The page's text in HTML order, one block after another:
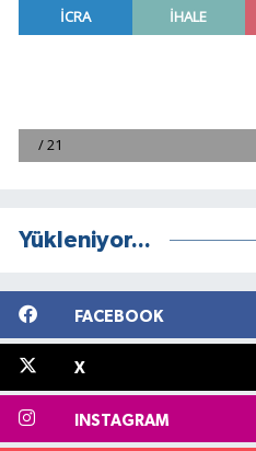
Yükleniyor...
FACEBOOK
X
INSTAGRAM